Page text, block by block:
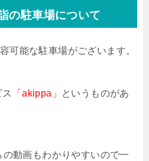
の駐車場について
可能な駐車場がございます。
「akippa」
というものがあ
動画もわかりやすいので一